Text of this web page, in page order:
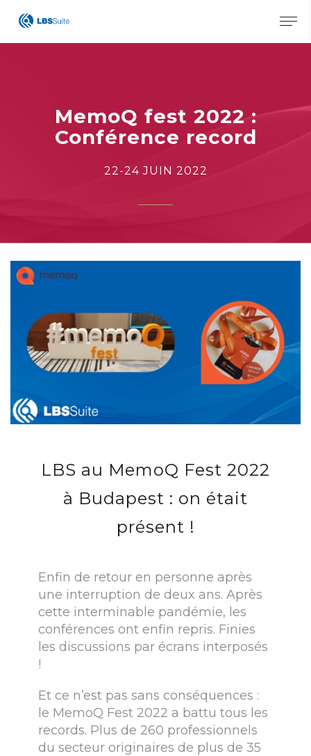
X
MemoQ fest 2022 :
Conférence record
22-24 JUIN 2022
LBS au MemoQ Fest 2022
à Budapest : on était
présent !
Enfin de retour en personne après
une interruption de deux ans. Après
cette interminable pandémie, les
conférences ont enfin repris. Finies
les discussions par écrans interposés
!
Et ce n’est pas sans conséquences :
le MemoQ Fest 2022 a battu tous les
records. Plus de 260 professionnels
du secteur originaires de plus de 35